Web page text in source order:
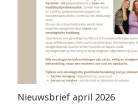
Nieuwsbrief april 2026